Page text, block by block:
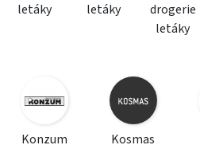
letáky
letáky
drogerie
letáky
Konzum
Kosmas